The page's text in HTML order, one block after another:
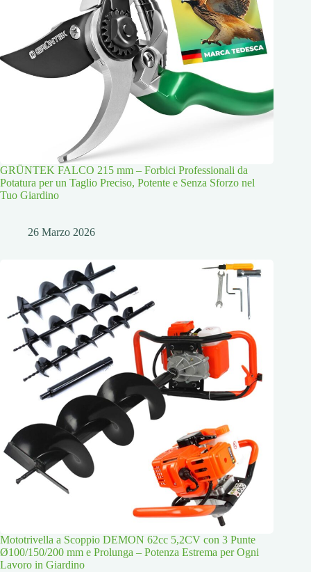
GRÜNTEK FALCO 215 mm – Forbici Professionali da
Potatura per un Taglio Preciso, Potente e Senza Sforzo nel
Tuo Giardino
26 Marzo 2026
Mototrivella a Scoppio DEMON 62cc 5,2CV con 3 Punte
Ø100/150/200 mm e Prolunga – Potenza Estrema per Ogni
Lavoro in Giardino